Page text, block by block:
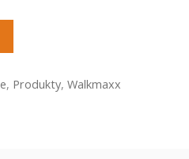
, Produkty,Walkmaxx